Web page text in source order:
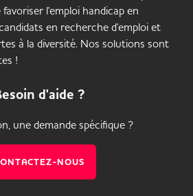
l'emploi handicap en
en recherche d'emploi et
à la diversité. Nos solutions sont
!
d'aide ?
une demande spécifique ?
NOUS